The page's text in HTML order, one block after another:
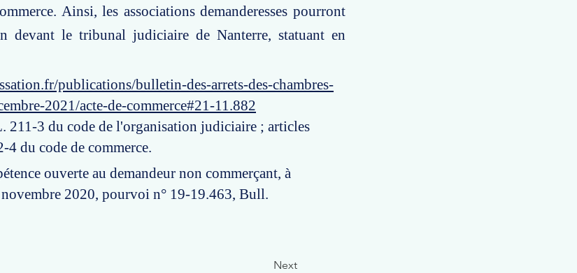
Ainsi, les associations demanderesses pourront
devant le tribunal judiciaire de Nanterre, statuant en
publications/bulletin-des-arrets-des-chambres-
2021/acte-de-commerce#21-11.882
211-3 du code de l'organisation judiciaire ; articles
du code de commerce.
ouverte au demandeur non commerçant, à
2020, pourvoi n° 19-19.463, Bull.
Next